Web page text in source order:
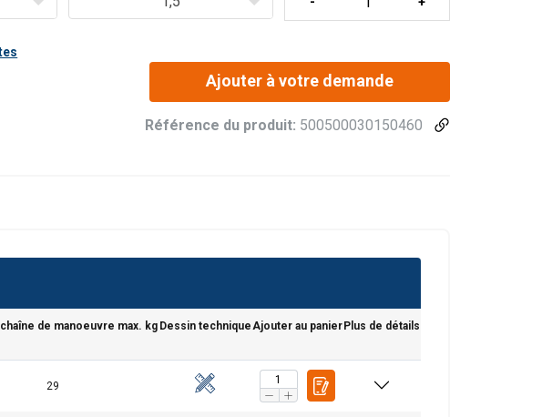
Ajouter à votre demande
Référence du produit: 500500030150460
de manoeuvre max. kg Dessin techniqueAjouter au panier Plus de détails
29